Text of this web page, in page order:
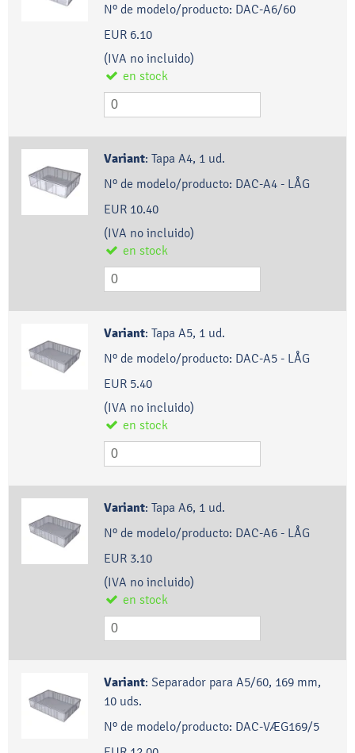
Nº de modelo/producto: DAC-A6/60
EUR 6.10
(IVA no incluido)
en stock
Variant: Tapa A4, 1 ud.
Nº de modelo/producto: DAC-A4 - LÅG
EUR 10.40
(IVA no incluido)
en stock
Variant: Tapa A5, 1 ud.
Nº de modelo/producto: DAC-A5 - LÅG
EUR 5.40
(IVA no incluido)
en stock
Variant: Tapa A6, 1 ud.
Nº de modelo/producto: DAC-A6 - LÅG
EUR 3.10
(IVA no incluido)
en stock
Variant: Separador para A5/60, 169 mm,
10 uds.
Nº de modelo/producto: DAC-VÆG169/5